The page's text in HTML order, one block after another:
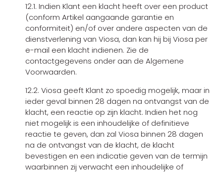
12.1. Indien Klant een klacht heeft over een product
(conform Artikel aangaande garantie en
conformiteit) en/of over andere aspecten van de
dienstverlening van Viosa, dan kan hij bij Viosa per
e-mail een klacht indienen. Zie de
contactgegevens onder aan de Algemene
Voorwaarden.
12.2. Viosa geeft Klant zo spoedig mogelijk, maar in
ieder geval binnen 28 dagen na ontvangst van de
klacht, een reactie op zijn klacht. Indien het nog
niet mogelijk is een inhoudelijke of definitieve
reactie te geven, dan zal Viosa binnen 28 dagen
na de ontvangst van de klacht, de klacht
bevestigen en een indicatie geven van de termijn
waarbinnen zij verwacht een inhoudelijke of